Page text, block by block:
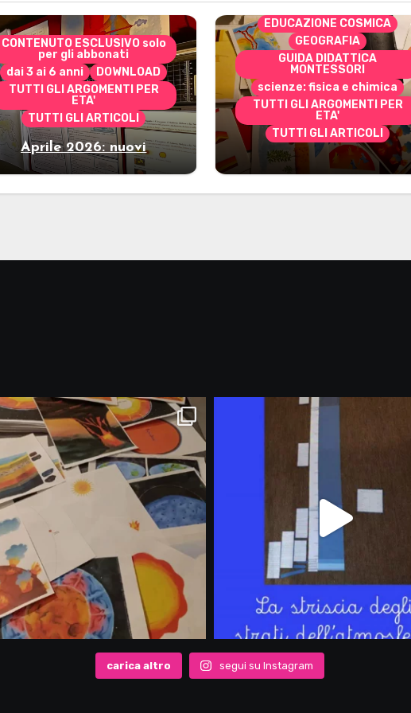
CONTENUTO ESCLUSIVO solo
per gli abbonati
dai 3 ai 6 anni
DOWNLOAD
TUTTI GLI ARGOMENTI PER
ETA'
TUTTI GLI ARTICOLI
Aprile 2026: nuovi
materiali stampabili per
DOWNLOAD
EDUCAZIONE COSMICA
GEOGRAFIA
GUIDA DIDATTICA
MONTESSORI
scienze: fisica e chimica
TUTTI GLI ARGOMENTI PER
ETA'
TUTTI GLI ARTICOLI
Marzo 2026: nuovi
materiali stampabili per
gli abbonati
carica altro segui su Instagram